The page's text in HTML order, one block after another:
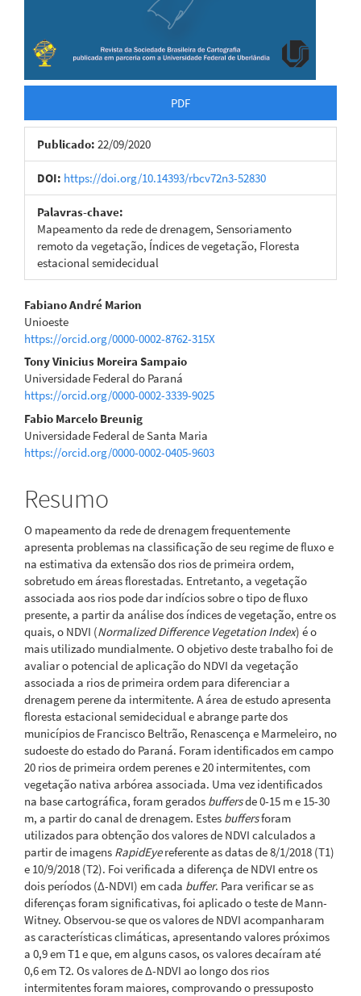
PDF
Publicado: 22/09/2020
DOI: https://doi.org/10.14393/rbcv72n3-52830
Palavras-chave:
Mapeamento da rede de drenagem, Sensoriamento
remoto da vegetação, Índices de vegetação, Floresta
estacional semidecidual
Conteúdo
do
artigo
principal
Fabiano André Marion
Unioeste
https://orcid.org/0000-0002-8762-315X
Tony Vinicius Moreira Sampaio
Universidade Federal do Paraná
https://orcid.org/0000-0002-3339-9025
Fabio Marcelo Breunig
Universidade Federal de Santa Maria
https://orcid.org/0000-0002-0405-9603
Resumo
O mapeamento da rede de drenagem frequentemente
apresenta problemas na classificação de seu regime de fluxo e
na estimativa da extensão dos rios de primeira ordem,
sobretudo em áreas florestadas. Entretanto, a vegetação
associada aos rios pode dar indícios sobre o tipo de fluxo
presente, a partir da análise dos índices de vegetação, entre os
quais, o NDVI (Normalized Difference Vegetation Index) é o
mais utilizado mundialmente. O objetivo deste trabalho foi de
avaliar o potencial de aplicação do NDVI da vegetação
associada a rios de primeira ordem para diferenciar a
drenagem perene da intermitente. A área de estudo apresenta
floresta estacional semidecidual e abrange parte dos
municípios de Francisco Beltrão, Renascença e Marmeleiro, no
sudoeste do estado do Paraná. Foram identificados em campo
20 rios de primeira ordem perenes e 20 intermitentes, com
vegetação nativa arbórea associada. Uma vez identificados
na base cartográfica, foram gerados buffersde 0-15 m e 15-30
m, a partir do canal de drenagem. Estes buffersforam
utilizados para obtenção dos valores de NDVI calculados a
partir de imagens RapidEyereferente as datas de 8/1/2018 (T1)
e 10/9/2018 (T2). Foi verificada a diferença de NDVI entre os
dois períodos (Δ-NDVI) em cada buffer. Para verificar se as
diferenças foram significativas, foi aplicado o teste de Mann-
Witney. Observou-se que os valores de NDVI acompanharam
as características climáticas, apresentando valores próximos
a 0,9 em T1 e que, em alguns casos, os valores decaíram até
0,6 em T2. Os valores de Δ-NDVI ao longo dos rios
intermitentes foram maiores, comprovando o pressuposto